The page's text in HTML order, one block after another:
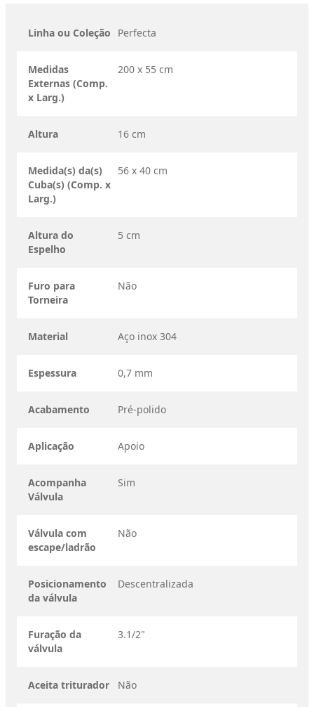
Linha ou Coleção Perfecta
Medidas
Externas (Comp.
x Larg.)
200 x 55 cm
Altura 16 cm
Medida(s) da(s)
Cuba(s) (Comp. x
Larg.)
56 x 40 cm
Altura do
Espelho
5 cm
Furo para
Torneira
Não
Material Aço inox 304
Espessura 0,7 mm
Acabamento Pré-polido
Aplicação Apoio
Acompanha
Válvula
Sim
Válvula com
escape/ladrão
Não
Posicionamento
da válvula
Descentralizada
Furação da
válvula
3.1/2"
Aceita triturador Não